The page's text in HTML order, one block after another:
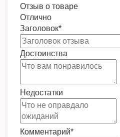
Отзыв о товаре
Отлично
Заголовок*
Достоинства
Недостатки
Комментарий*